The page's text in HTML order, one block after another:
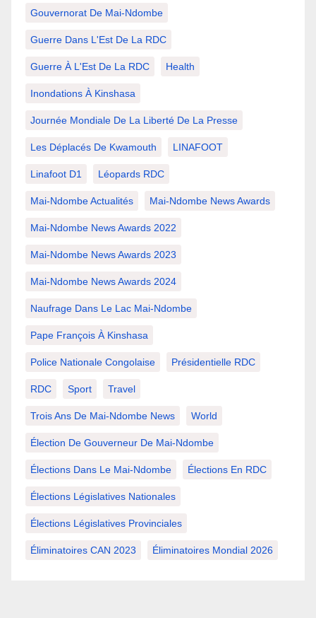
Gouvernorat De Mai-Ndombe
Guerre Dans L'Est De La RDC
Guerre À L'Est De La RDC Health
Inondations À Kinshasa
Journée Mondiale De La Liberté De La Presse
Les Déplacés De Kwamouth LINAFOOT
Linafoot D1 Léopards RDC
Mai-Ndombe Actualités Mai-Ndombe News Awards
Mai-Ndombe News Awards 2022
Mai-Ndombe News Awards 2023
Mai-Ndombe News Awards 2024
Naufrage Dans Le Lac Mai-Ndombe
Pape François À Kinshasa
Police Nationale Congolaise Présidentielle RDC
RDC Sport Travel
Trois Ans De Mai-Ndombe News World
Élection De Gouverneur De Mai-Ndombe
Élections Dans Le Mai-Ndombe Élections En RDC
Élections Législatives Nationales
Élections Législatives Provinciales
Éliminatoires CAN 2023 Éliminatoires Mondial 2026